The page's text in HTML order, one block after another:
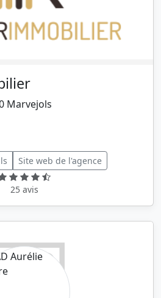
Marvejols
Site web de l'agence
25 avis